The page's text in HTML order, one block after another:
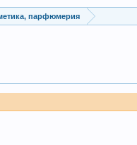
парфюмерия